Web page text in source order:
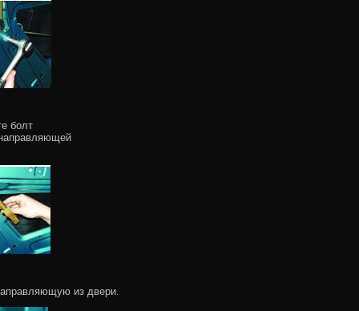
болт
из двери.